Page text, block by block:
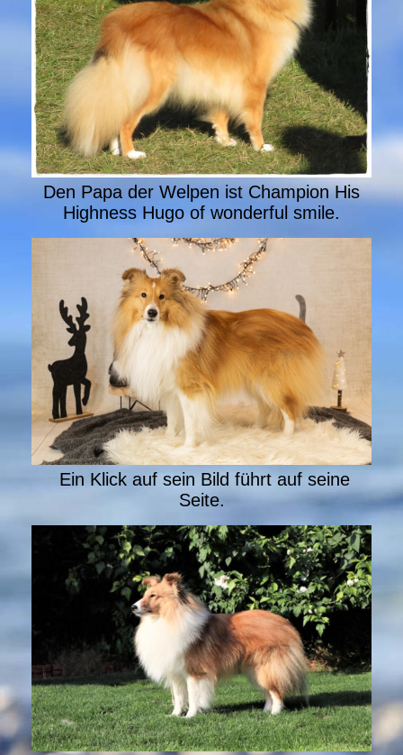
Den Papa der Welpen ist Champion His
Highness Hugo of wonderful smile.
Ein Klick auf sein Bild führt auf seine
Seite.